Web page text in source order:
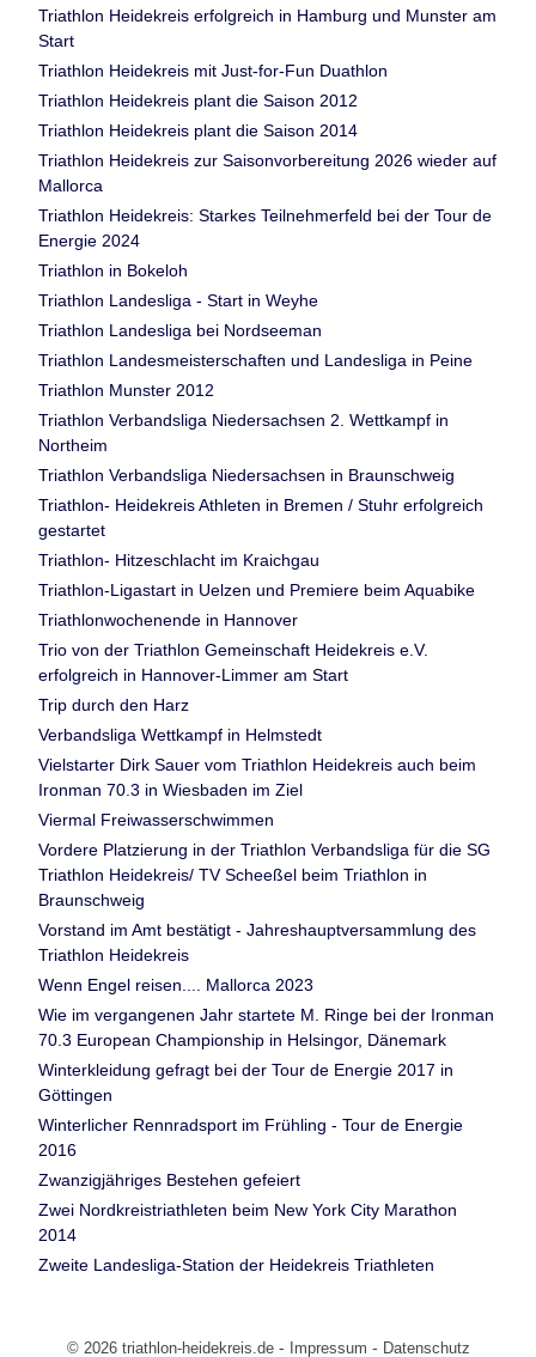
Triathlon Heidekreis erfolgreich in Hamburg und Munster am
Start
Triathlon Heidekreis mit Just-for-Fun Duathlon
Triathlon Heidekreis plant die Saison 2012
Triathlon Heidekreis plant die Saison 2014
Triathlon Heidekreis zur Saisonvorbereitung 2026 wieder auf
Mallorca
Triathlon Heidekreis: Starkes Teilnehmerfeld bei der Tour de
Energie 2024
Triathlon in Bokeloh
Triathlon Landesliga - Start in Weyhe
Triathlon Landesliga bei Nordseeman
Triathlon Landesmeisterschaften und Landesliga in Peine
Triathlon Munster 2012
Triathlon Verbandsliga Niedersachsen 2. Wettkampf in
Northeim
Triathlon Verbandsliga Niedersachsen in Braunschweig
Triathlon- Heidekreis Athleten in Bremen / Stuhr erfolgreich
gestartet
Triathlon- Hitzeschlacht im Kraichgau
Triathlon-Ligastart in Uelzen und Premiere beim Aquabike
Triathlonwochenende in Hannover
Trio von der Triathlon Gemeinschaft Heidekreis e.V.
erfolgreich in Hannover-Limmer am Start
Trip durch den Harz
Verbandsliga Wettkampf in Helmstedt
Vielstarter Dirk Sauer vom Triathlon Heidekreis auch beim
Ironman 70.3 in Wiesbaden im Ziel
Viermal Freiwasserschwimmen
Vordere Platzierung in der Triathlon Verbandsliga für die SG
Triathlon Heidekreis/ TV Scheeßel beim Triathlon in
Braunschweig
Vorstand im Amt bestätigt - Jahreshauptversammlung des
Triathlon Heidekreis
Wenn Engel reisen.... Mallorca 2023
Wie im vergangenen Jahr startete M. Ringe bei der Ironman
70.3 European Championship in Helsingor, Dänemark
Winterkleidung gefragt bei der Tour de Energie 2017 in
Göttingen
Winterlicher Rennradsport im Frühling - Tour de Energie
2016
Zwanzigjähriges Bestehen gefeiert
Zwei Nordkreistriathleten beim New York City Marathon
2014
Zweite Landesliga-Station der Heidekreis Triathleten
© 2026 triathlon-heidekreis.de- Impressum - Datenschutz